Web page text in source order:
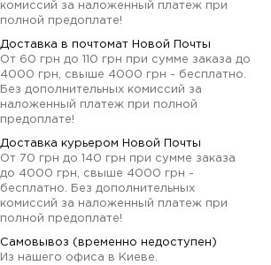
комиссий за наложенный платеж при
полной предоплате!
Доставка в почтомат Новой Почты
От 60 грн до 110 грн при сумме заказа до
4000 грн, свыше 4000 грн - бесплатно.
Без дополнительных комиссий за
наложенный платеж при полной
предоплате!
Доставка курьером Новой Почты
От 70 грн до 140 грн при сумме заказа
до 4000 грн, свыше 4000 грн -
бесплатно. Без дополнительных
комиссий за наложенный платеж при
полной предоплате!
Самовывоз (временно недоступен)
Из нашего офиса в Киеве.